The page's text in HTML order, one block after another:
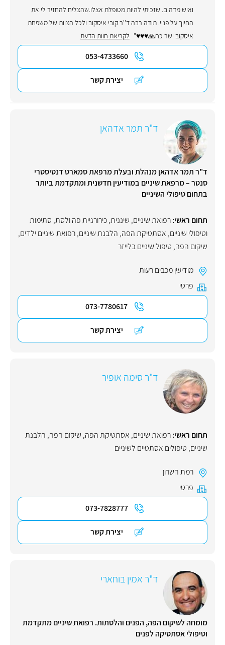
ואיש מדהים. שזכיתי להיות מטופלת אצלו.שהצליח להחזיר לי את
החיוך על פניי. תודה רבה ד''ר קובי איסקוב ולכל הצוות של משפחת
איסקוב ישר כח🙏♥️♥️♥️" לקריאת חוות הדעת
053-4733660
יצירת קשר
ד"ר תמר אדהאן
ד"ר תמר אדהאן מנהלת ובעלת מרפאת סמארט דנטיסטרי
סנטר – מרפאת שיניים במודיעין חדשנית ומתקדמת ביותר
בתחום טיפולי השיניים
תחום ראשי:רפואת שיניים, שיננית,כירורגיית פה ולסת, סתימות
וטיפולי שיניים, אסתטיקת הפה, הלבנת שיניים,רפואת שיניים ילדים,
שיקום הפה, טיפול שיניים בלייזר
מודיעין מכבים רעות
פרטי
073-7780617
יצירת קשר
ד"ר סימה אופיר
תחום ראשי:רפואת שיניים, אסתטיקת הפה, שיקום הפה, הלבנת
שיניים, טיפולים אסתטיים לשיניים
רמת השרון
פרטי
073-7828777
יצירת קשר
ד"ר אמין בוחארי
מומחה לשיקום הפה, הפנים והלסתות. רפואת שיניים מתקדמת
וטיפולי אסתטיקה לפנים